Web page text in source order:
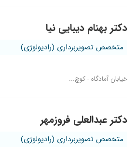
دکتر بهنام دیبایی نیا
متخصص تصویربرداری (رادیولوژی)
خیابان آمادگاه - کوچ...
دکتر عبدالعلی فروزمهر
متخصص تصویربرداری (رادیولوژی)